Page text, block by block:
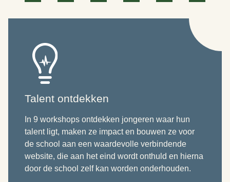
Talent ontdekken
In 9 workshops ontdekken jongeren waar hun
talent ligt, maken ze impact en bouwen ze voor
de school aan een waardevolle verbindende
website, die aan het eind wordt onthuld en hierna
door de school zelf kan worden onderhouden.